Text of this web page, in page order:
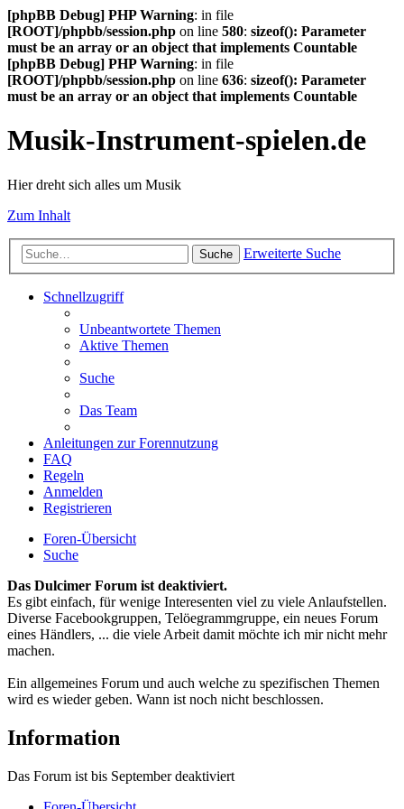
[phpBB Debug] PHP Warning: in file
[ROOT]/phpbb/session.php on line 580: sizeof(): Parameter
must be an array or an object that implements Countable
[phpBB Debug] PHP Warning: in file
[ROOT]/phpbb/session.php on line 636: sizeof(): Parameter
must be an array or an object that implements Countable
Musik-Instrument-spielen.de
Hier dreht sich alles um Musik
Zum Inhalt
Suche Erweiterte Suche
Schnellzugriff
Unbeantwortete Themen
Aktive Themen
Suche
Das Team
Anleitungen zur Forennutzung
FAQ
Regeln
Anmelden
Registrieren
Foren-Übersicht
Suche
Das Dulcimer Forum ist deaktiviert.
Es gibt einfach, für wenige Interesenten viel zu viele Anlaufstellen.
Diverse Facebookgruppen, Telöegrammgruppe, ein neues Forum
eines Händlers, ... die viele Arbeit damit möchte ich mir nicht mehr
machen.
Ein allgemeines Forum und auch welche zu spezifischen Themen
wird es wieder geben. Wann ist noch nicht beschlossen.
Information
Das Forum ist bis September deaktiviert